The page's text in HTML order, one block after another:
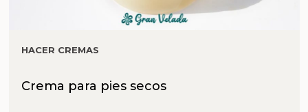
HACER CREMAS
Crema para pies secos